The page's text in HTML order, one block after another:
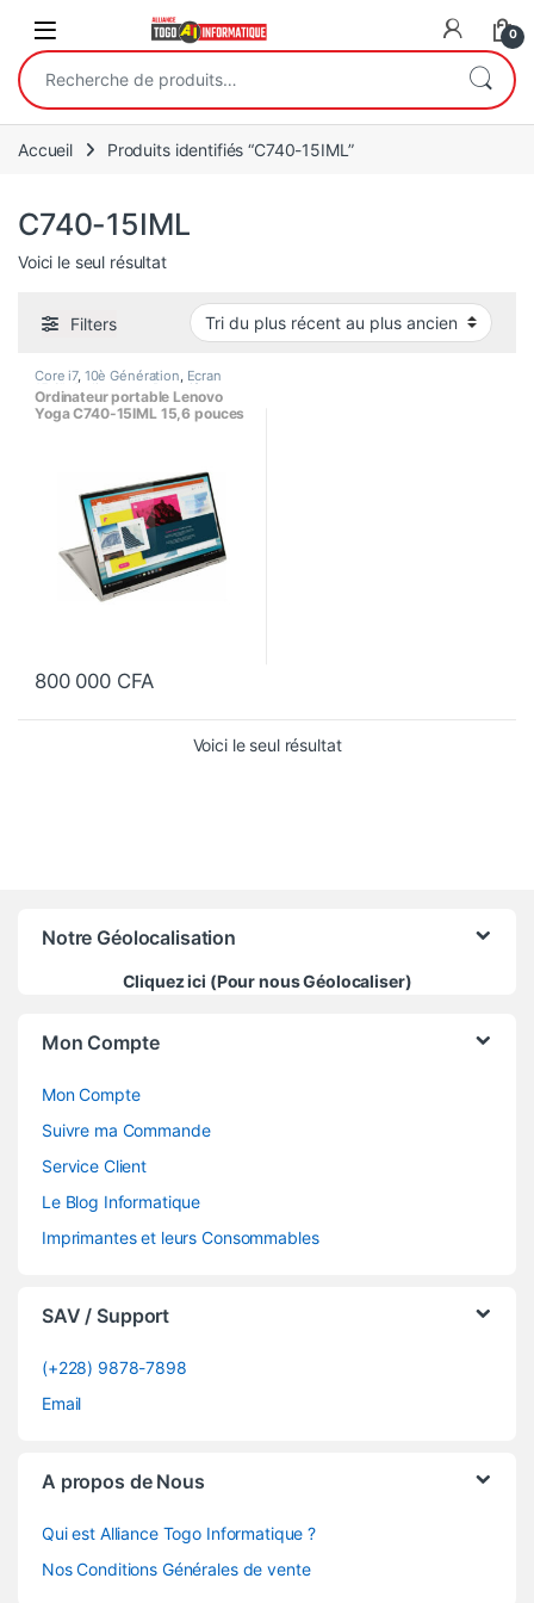
Open 0
Recherche pour :
Accueil Produits identifiés “C740-15IML”
C740-15IML
Voici le seul résultat
Filters
Core i7, 10è Génération Ecran
15.6" Ordinateurs , Portatifs
Processeur Intel
Ordinateur portable Lenovo
Yoga C740-15IML 15,6 pouces
800 000 CFA
Voici le seul résultat
Notre Géolocalisation
Cliquez ici (Pour nous Géolocaliser)
Mon Compte
Mon Compte
Suivre ma Commande
Service Client
Le Blog Informatique
Imprimantes et leurs Consommables
SAV / Support
(+228) 9878-7898
Email
A propos de Nous
Qui est Alliance Togo Informatique ?
Nos Conditions Générales de vente